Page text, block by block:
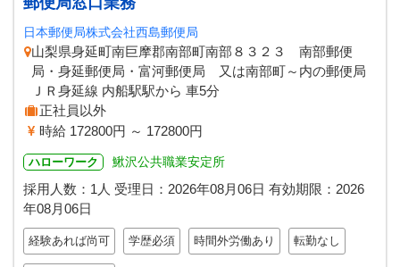
日本郵便局株式会社西島郵便局
山梨県身延町南巨摩郡南部町南部８３２３ 南部郵便
局・身延郵便局・富河郵便局 又は南部町～内の郵便局
ＪＲ身延線 内船駅駅から 車5分
正社員以外
時給 172800円 ～ 172800円
ハローワーク 鰍沢公共職業安定所
採用人数：1人 受理日： 2026年08月06日 有効期限： 2026
年08月06日
経験あれば尚可 学歴必須 時間外労働あり 転勤なし